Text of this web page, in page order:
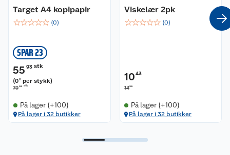
Target A4 kopipapir
☆☆☆☆☆ (0)
SPAR 23
55 93 stk
(011 per stykk)
7990 stk
På lager (+100)
På lager i 32 butikker
Viskelær 2pk
☆☆☆☆☆ (0)
10 43
1490
På lager (+100)
På lager i 32 butikker